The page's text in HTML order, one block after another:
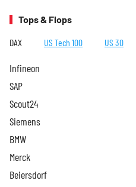
Tops & Flops
DAX US Tech 100 US 30
Infineon
SAP
Scout24
Siemens
BMW
Merck
Beiersdorf